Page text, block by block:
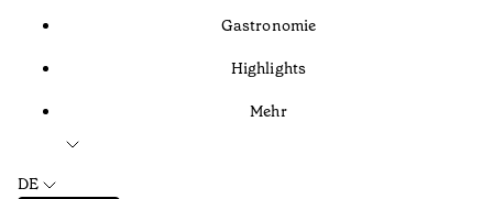
Gastronomie
Highlights
Mehr
DE